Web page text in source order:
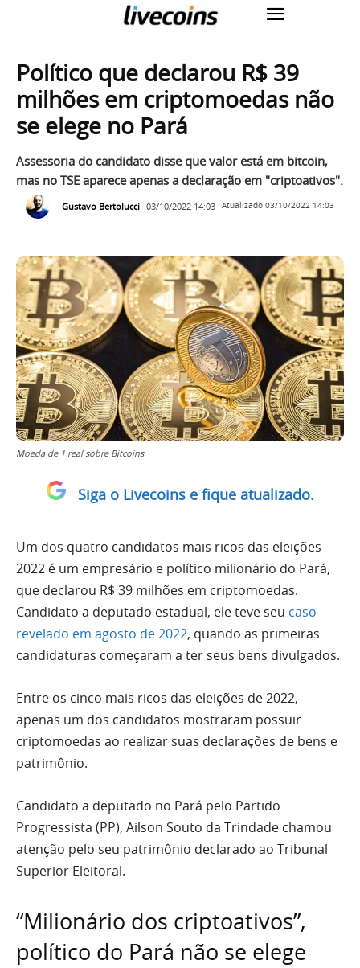
Político que declarou R$ 39
milhões em criptomoedas não
se elege no Pará
Assessoria do candidato disse que valor está em bitcoin,
mas no TSE aparece apenas a declaração em "criptoativos".
Gustavo Bertolucci 03/10/2022 14:03 Atualizado 03/10/2022 14:03
Moeda de 1 real sobre Bitcoins
Siga o Livecoins e fique atualizado.
Um dos quatro candidatos mais ricos das eleições
2022 é um empresário e político milionário do Pará,
que declarou R$ 39 milhões em criptomoedas.
Candidato a deputado estadual, ele teve seu caso
revelado em agosto de 2022, quando as primeiras
candidaturas começaram a ter seus bens divulgados.
Entre os cinco mais ricos das eleições de 2022,
apenas um dos candidatos mostraram possuir
criptomoedas ao realizar suas declarações de bens e
patrimônio.
Candidato a deputado no Pará pelo Partido
Progressista (PP), Ailson Souto da Trindade chamou
atenção pelo seu patrimônio declarado ao Tribunal
Superior Eleitoral.
“Milionário dos criptoativos”,
político do Pará não se elege